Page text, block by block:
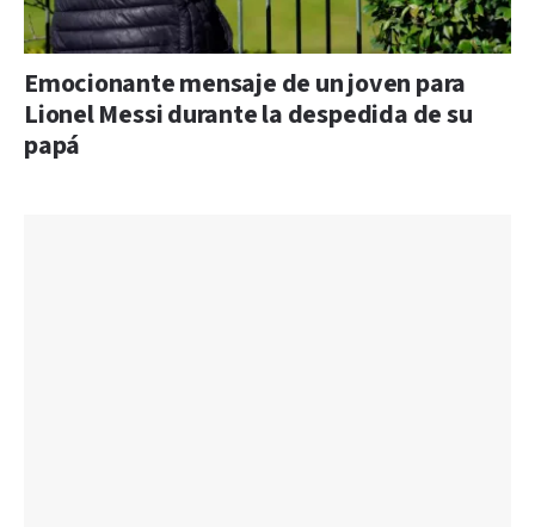
Emocionante mensaje de un joven para
Lionel Messi durante la despedida de su
papá